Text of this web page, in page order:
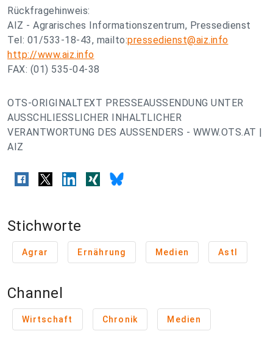
Rückfragehinweis:
AIZ - Agrarisches Informationszentrum, Pressedienst
Tel: 01/533-18-43, mailto:pressedienst@aiz.info
http://www.aiz.info
FAX: (01) 535-04-38
OTS-ORIGINALTEXT PRESSEAUSSENDUNG UNTER
AUSSCHLIESSLICHER INHALTLICHER
VERANTWORTUNG DES AUSSENDERS - WWW.OTS.AT |
AIZ
Stichworte
Agrar Ernährung Medien Astl
Channel
Wirtschaft Chronik Medien